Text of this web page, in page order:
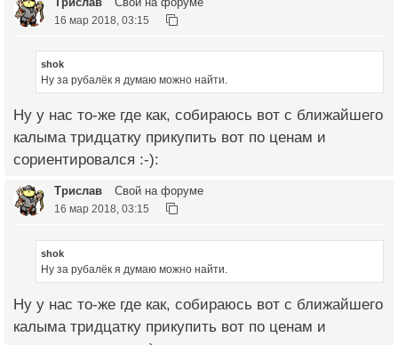
16 мар 2018, 03:15
shok
Ну за рубалёк я думаю можно найти.
Ну у нас то-же где как, собираюсь вот с ближайшего
калыма тридцатку прикупить вот по ценам и
сориентировался :-):
Трислав Свой на форуме
16 мар 2018, 03:15
shok
Ну за рубалёк я думаю можно найти.
Ну у нас то-же где как, собираюсь вот с ближайшего
калыма тридцатку прикупить вот по ценам и